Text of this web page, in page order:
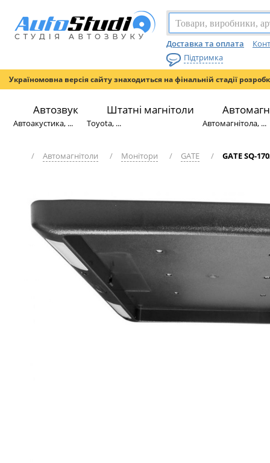
Доставка та оплата
Підтримка
Україномовна версія сайту знаходиться на фінальній стадії
Автозвук
Автоакустика, ...
Штатні магнітоли
Toyota, ... Автомагнітола, ...
/ Автомагнітоли / Монітори / GATE / GATE SQ-